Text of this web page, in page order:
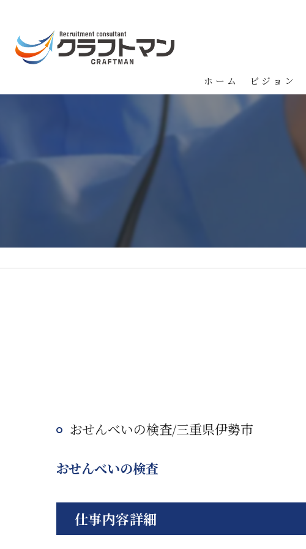
ホーム ビジョン
おせんべいの検査/三重県伊勢市
おせんべいの検査
仕事内容詳細